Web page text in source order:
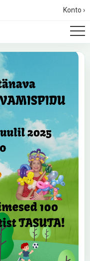
Konto ›